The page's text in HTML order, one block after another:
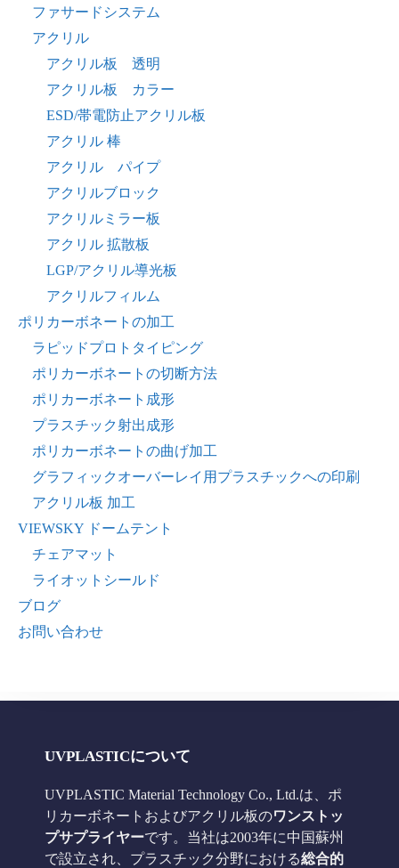
ファサードシステム
アクリル
アクリル板 透明
アクリル板 カラー
ESD/帯電防止アクリル板
アクリル 棒
アクリル パイプ
アクリルブロック
アクリルミラー板
アクリル 拡散板
LGP/アクリル導光板
アクリルフィルム
ポリカーボネートの加工
ラピッドプロトタイピング
ポリカーボネートの切断方法
ポリカーボネート成形
プラスチック射出成形
ポリカーボネートの曲げ加工
グラフィックオーバーレイ用プラスチックへの印刷
アクリル板 加工
VIEWSKY ドームテント
チェアマット
ライオットシールド
ブログ
お問い合わせ
UVPLASTICについて
UVPLASTIC Material Technology Co., Ltd.は、ポ
リカーボネートおよびアクリル板のワンストッ
プサプライヤーです。当社は2003年に中国蘇州
で設立され、プラスチック分野における総合的